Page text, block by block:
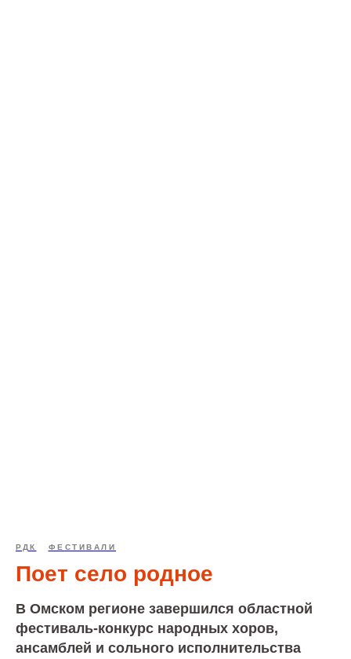
РДК ФЕСТИВАЛИ
Поет село родное
В Омском регионе завершился областной
фестиваль-конкурс народных хоров,
ансамблей и сольного исполнительства